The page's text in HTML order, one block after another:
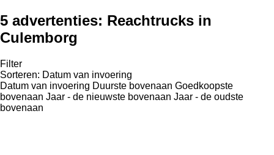
5 advertenties: Reachtrucks in
Culemborg
Filter
Sorteren: Datum van invoering
Datum van invoering Duurste bovenaan Goedkoopste
bovenaan Jaar - de nieuwste bovenaan Jaar - de oudste
bovenaan